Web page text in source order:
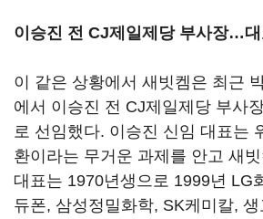
이승진 전 CJ제일제당 부사장…대
이 같은 상황에서 새빗켐은 최근
에서 이승진 전 CJ제일제당 부사
로 선임했다. 이승진 신임 대표는
환이라는 무거운 과제를 안고 새
대표는 1970년생으로 1999년 LG
듀폰, 삼성정밀화학, SK케미칼,